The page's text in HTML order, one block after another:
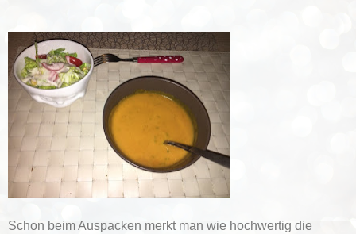
Schon beim Auspacken merkt man wie hochwertig die